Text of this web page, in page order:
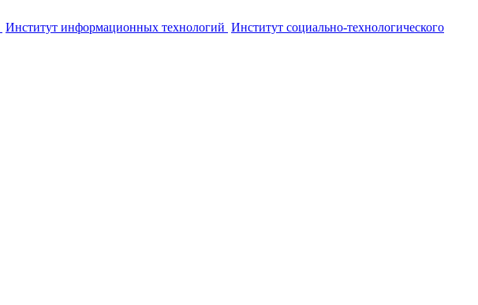
Институт информационных технологий Институт социально-технологического